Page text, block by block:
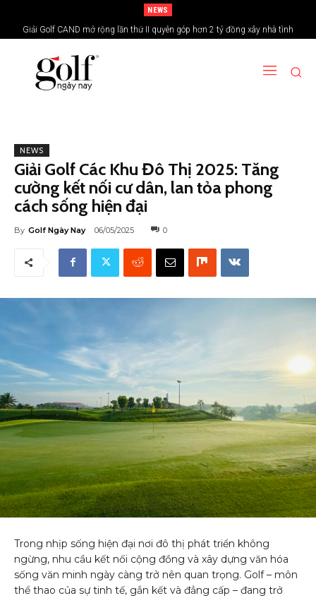
NEWS
Giải Golf CAND mở rộng lần thứ II quyên góp hơn 2 tỷ đồng xây nhà tình
nghĩa vùng biên giới
NEWS
Giải Golf Các Khu Đô Thị 2025: Tăng
cường kết nối cư dân, lan tỏa phong
cách sống hiện đại
By Golf Ngày Nay 06/05/2025 0
Trong nhịp sống hiện đại nơi đô thị phát triển không
ngừng, nhu cầu kết nối cộng đồng và xây dựng văn hóa
sống văn minh ngày càng trở nên quan trọng. Golf – môn
thể thao của sự tinh tế, gắn kết và đẳng cấp – đang trở